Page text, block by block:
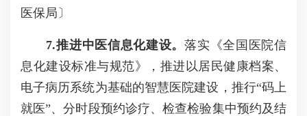
医保局〕
7.推进中医信息化建设。落实《全国医院信
息化建设标准与规范》，推进以居民健康档案、
电子病历系统为基础的智慧医院建设，推行“码上
就医”、分时段预约诊疗、检查检验集中预约及结